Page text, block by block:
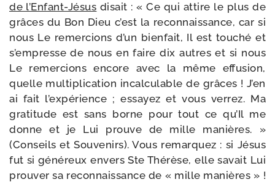
de l’Enfant-​Jésus disait : « Ce qui attire le plus de
grâces du Bon Dieu c’est la recon­nais­sance, car si
nous Le remer­cions d’un bien­fait, Il est tou­ché et
s’empresse de nous en faire dix autres et si nous
Le remer­cions encore avec la même effu­sion,
quelle mul­ti­pli­ca­tion incal­cu­lable de grâces ! J’en
ai fait l’ex­pé­rience ; essayez et vous ver­rez. Ma
gra­ti­tude est sans borne pour tout ce qu’Il me
donne et je Lui prouve de mille manières. »
(Conseils et Souvenirs). Vous remar­quez : si Jésus
fut si géné­reux envers Ste Thérèse, elle savait Lui
prou­ver sa recon­nais­sance de « mille manières » !